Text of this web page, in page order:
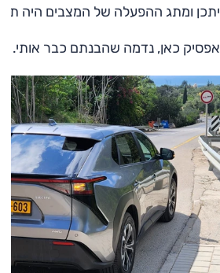
יתכן ומתג ההפעלה של המצבים היה
אפסיק כאן, נדמה שהבנתם כבר אותי.